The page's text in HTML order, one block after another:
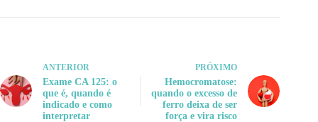
ANTERIOR
Exame CA 125: o
que é, quando é
indicado e como
interpretar
PRÓXIMO
Hemocromatose:
quando o excesso de
ferro deixa de ser
força e vira risco